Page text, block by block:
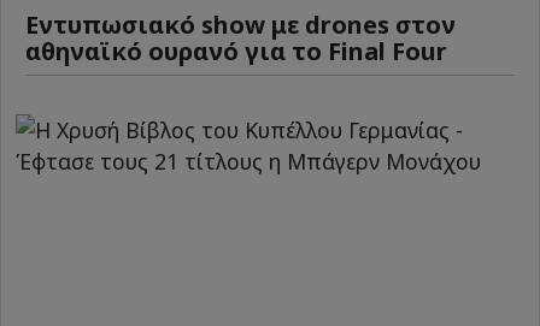
Εντυπωσιακό show με drones στον
αθηναϊκό ουρανό για το Final Four